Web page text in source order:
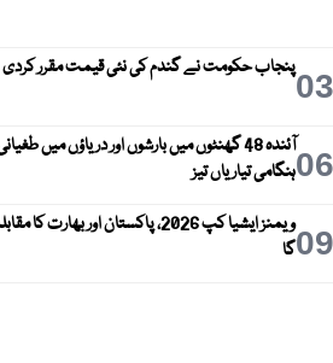
03پنجاب حکومت نے گندم کی نئی قیمت مقرر کردی
06
آئندہ 48 گھنٹوں میں بارشوں اور دریاؤں میں
ہنگامی تیاریاں تیز
09
ویمنز ایشیا کپ 2026، پاکستان اور
گا